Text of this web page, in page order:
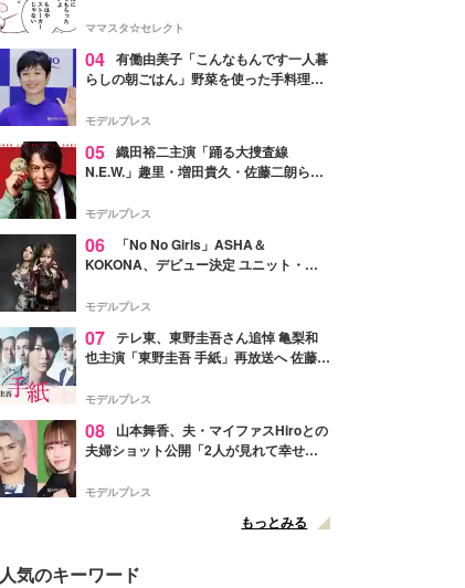
ママスタ☆セレクト
04 有働由美子「こんなもんです一人暮
らしの朝ごはん」野菜を使った手料理公
そう」と反響
モデルプレス
05 織田裕二主演「踊る大捜査線
N.E.W.」趣里・増田貴久・佐藤二朗ら新
徴する“謎のキーワード”も
モデルプレス
06
「No No Girls」ASHA＆
KOKONA、デビュー決定 ユニット・
リリースへ
モデルプレス
07 テレ東、東野圭吾さん追悼 亀梨和
也主演「東野圭吾 手紙」再放送へ 佐藤隆
モデルプレス
08
山本舞香、夫・マイファスHiroとの
夫婦ショット公開「2人が見れて幸せ」
モデルプレス
もっとみる
人気のキーワード